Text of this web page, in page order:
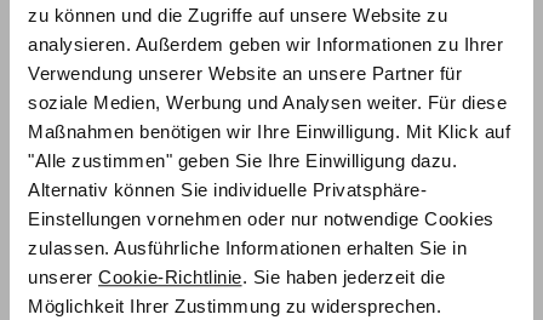
zu können und die Zugriffe auf unsere Website zu
analysieren. Außerdem geben wir Informationen zu Ihrer
Verwendung unserer Website an unsere Partner für
soziale Medien, Werbung und Analysen weiter. Für diese
Maßnahmen benötigen wir Ihre Einwilligung. Mit Klick auf
"Alle zustimmen" geben Sie Ihre Einwilligung dazu.
Alternativ können Sie individuelle Privatsphäre-
Einstellungen vornehmen oder nur notwendige Cookies
zulassen. Ausführliche Informationen erhalten Sie in
unserer Cookie-Richtlinie. Sie haben jederzeit die
Möglichkeit Ihrer Zustimmung zu widersprechen.
ZUM PRODUKT
Splitback Frej Sessel
Armlehnen & Polsterfarbe konfigurierbar